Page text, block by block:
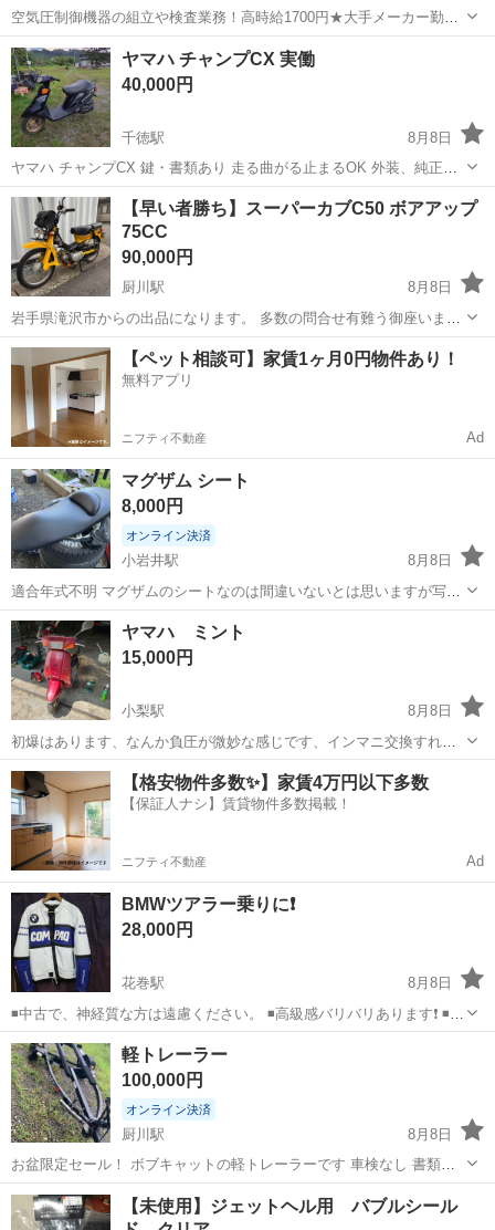
空気圧制御機器の組立や検査業務！高時給1700円★大手メーカー勤
務！嬉しい寮費無料！ワンルーム寮完備★マイカー通勤OK＆工場敷地
内に無料駐車場あり★！《岩手県釜石市》 人気の工場のお仕事 ◇空気
圧制御機器（シリンダ、バルブ...
岩手 釜石市 その他
ヤマハ チャンプCX 実働
40,000円
千徳駅
8月8日
ヤマハ チャンプCX 鍵・書類あり 走る曲がる止まるOK 外装、純正デ
カール、シートかなり綺麗です ここまで色褪せの少ないチャンプはな
かなか出てこないです。 タイヤ・バッテリー等の消耗品は古いので要
交換です。整備して乗って...
岩手 宮古市 千徳駅 ヤマハ
【早い者勝ち】スーパーカブC50 ボアアップ
75CC
90,000円
厨川駅
8月8日
岩手県滝沢市からの出品になります。 多数の問合せ有難う御座いま
す。 スーパーカブC50カスタム4速になります。 もちろん実動車両に
なります。 前後タイヤ&チューブ昨年交換してまだまだ大丈夫です。
バーハンドルカスタムに伴い...
岩手 盛岡市 厨川駅 ホンダ
【ペット相談可】家賃1ヶ月0円物件あり！
無料アプリ
ニフティ不動産 Ad
マグザム シート
8,000円
オンライン決済
小岩井駅
8月8日
適合年式不明 マグザムのシートなのは間違いないとは思いますが写真
にて判断よろしくお願いします。 値段交渉◎
岩手 滝沢市 ヤマハ
ヤマハ ミント
15,000円
小梨駅
8月8日
初爆はあります、なんか負圧が微妙な感じです、インマニ交換すれば
大丈夫だと思います
岩手 一関市 小梨駅 ヤマハ
【格安物件多数✨】家賃4万円以下多数
【保証人ナシ】賃貸物件多数掲載！
ニフティ不動産 Ad
BMWツアラー乗りに❗
28,000円
花巻駅
8月8日
◾中古で、神経質な方は遠慮ください。 ◾高級感バリバリあります❗ ◾サ
イズ・xxl
岩手 花巻市 花巻駅
軽トレーラー
100,000円
オンライン決済
厨川駅
8月8日
お盆限定セール！ ボブキャットの軽トレーラーです 車検なし 書類あ
り岩手 盛岡市 厨川駅 トレーラー
【未使用】ジェットヘル用 バブルシール